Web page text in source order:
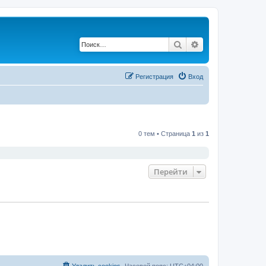
Поиск
Вход
Регистрация
0 тем • Страница 1 из 1
Перейти